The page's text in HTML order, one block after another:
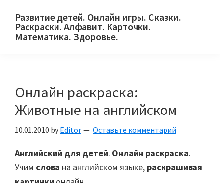
primary
main
primary
Развитие детей. Онлайн игры. Сказки.
Раскраски. Алфавит. Карточки.
Математика. Здоровье.
и
их
Онлайн раскраска:
Животные на английском
10.01.2010 by Editor Оставьте комментарий
Английский для детей. Онлайн раскраска.
Учим слова на английском языке, раскрашивая